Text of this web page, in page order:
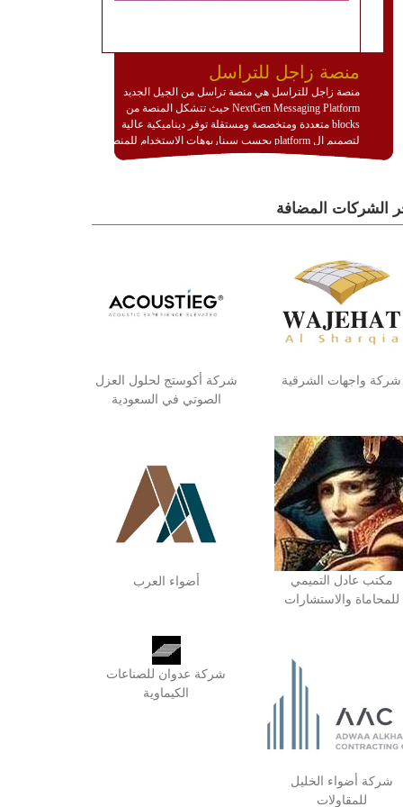
منصة زاجل للتراسل
منصة زاجل للتراسل هي منصة تراسل من الجيل الجديد
NextGen Messaging Platform حيث تتشكل المنصة من
blocks متعددة ومتخصصة ومستقلة توفر ديناميكية عالية
لتصميم ال platform بحسب سيناريوهات الاستخدام للمنصة
وتتوافق مع النشر والاستثمار ضمن بيئة استضافة dedicated
تخدم أي سيناريو تراسل مهما كان معقدا عبر إضافة ومعايرة
عناصر ديناميكية (dynamic items) وتجهيز إعدادات التواصل
http://www.plutosms.com/zagel
الشركات المضافة
شركة واجهات الشرقية
شركة أكوستج لحلول العزل
الصوتي في السعودية
مكتب عادل التميمي
للمحاماة والاستشارات
أضواء العرب
شركة أضواء الخليل
للمقاولات
شركة عدوان للصناعات
الكيماوية